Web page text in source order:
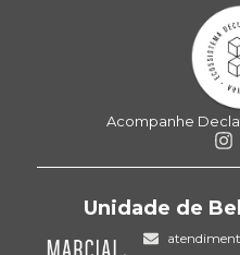
Acompanhe
Unidade de